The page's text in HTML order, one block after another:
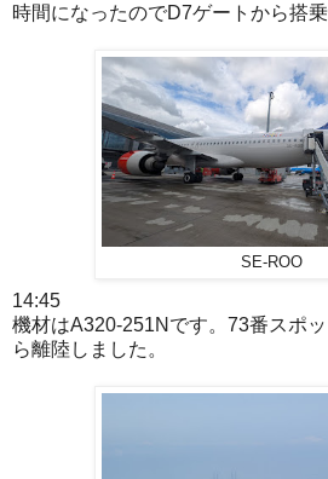
時間になったのでD7ゲートから搭乗
SE-ROO
14:45
機材はA320-251Nです。73番スポ
ら離陸しました。